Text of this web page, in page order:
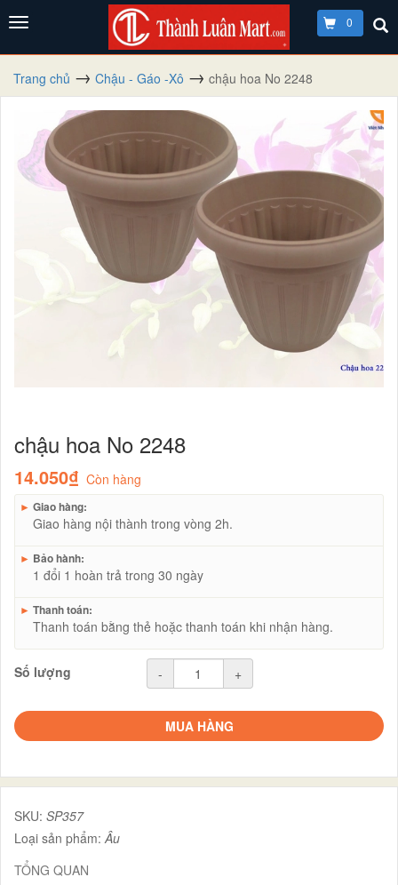
0
Trang chủ Chậu - Gáo -Xô chậu hoa No 2248
chậu hoa No 2248
14.050₫ Còn hàng
► Giao hàng:
Giao hàng nội thành trong vòng 2h.
► Bảo hành:
1 đổi 1 hoàn trả trong 30 ngày
► Thanh toán:
Thanh toán bằng thẻ hoặc thanh toán khi nhận hàng.
Số lượng - +
MUA HÀNG
SKU: SP357
Loại sản phẩm: Âu
TỔNG QUAN